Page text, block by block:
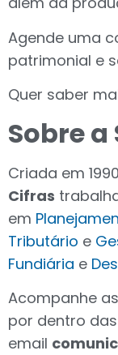
Agende uma
patrimonial e
Quer saber
Sobre
Criada em
Cifras
em
Tributário e
Fundiária e
Acompanhe
por dentro
email